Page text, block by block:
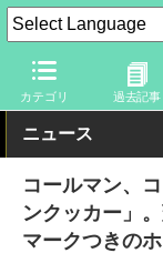
カテゴリ 過去記事
トラベル Watch 旅
ニュース
コールマン、
ンクッカー」
マークつきの